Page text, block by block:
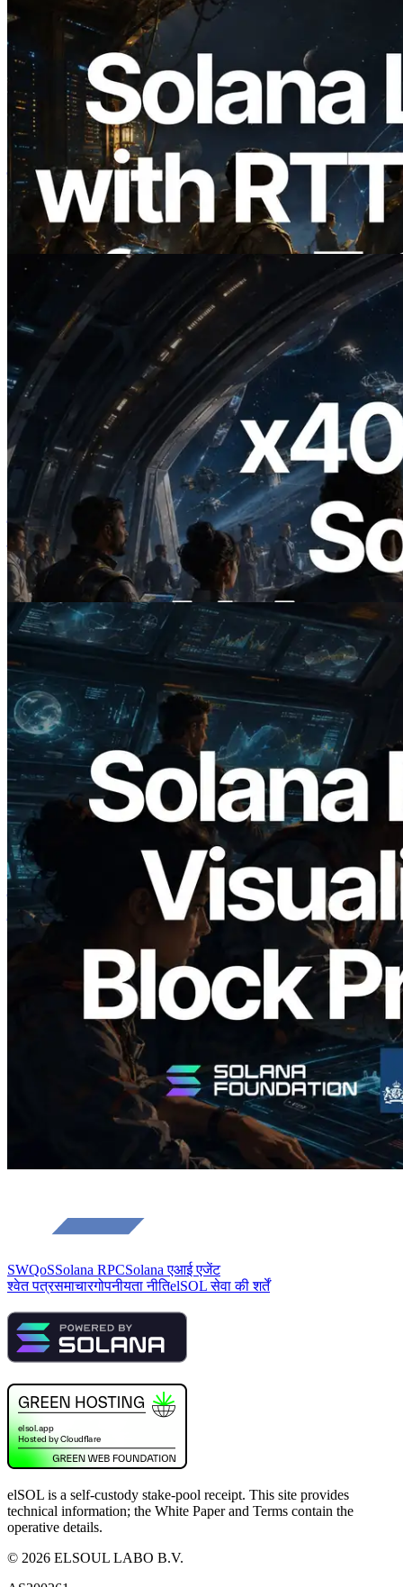
2026.08.05
ERPC का Solana Leader Slot API अब 7
वैश्विक क्षेत्रों से ping मापता है — Validators
Information API भी लॉन्च
यह लेख पढ़ें
2026.07.04
ERPC ने x402 समर्थित Solana RPC लॉन्च
किया — AI एजेंट अब जरूरत के API के लिए ऑन-
डिमांड भुगतान कर सकते हैं
यह लेख पढ़ें
2026.05.24
Validators Solutions ने Solana Block
Analyzer लॉन्च किया — प्रति-slot ब्लॉक
उत्पादन समय और नियुक्त वैलिडेटर का
विज़ुअलाइज़ेशन
SWQoSSolana RPCSolana एआई एजेंट
श्वेत पत्रसमाचारगोपनीयता नीतिelSOL सेवा की शर्तें
elSOL is a self-custody stake-pool receipt. This site provides
technical information; the White Paper and Terms contain the
operative details.
© 2026 ELSOUL LABO B.V.